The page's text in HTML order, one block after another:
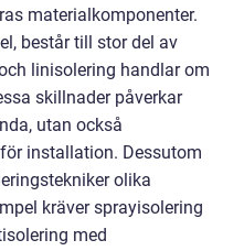
materialkomponenter.
består till stor del av
linisolering handlar om
skillnader påverkar
utan också
installation. Dessutom
olika
kräver sprayisolering
med